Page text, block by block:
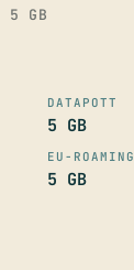
5 GB
DATAPOTT
5 GB
EU-ROAMING
5 GB